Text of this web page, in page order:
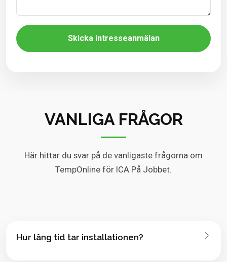
Skicka intresseanmälan
VANLIGA FRÅGOR
Här hittar du svar på de vanligaste frågorna om
TempOnline för ICA På Jobbet.
Hur lång tid tar installationen?